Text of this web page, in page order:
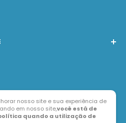
nosso site e sua experiência de
em nosso site,você está de
quando a utilização de